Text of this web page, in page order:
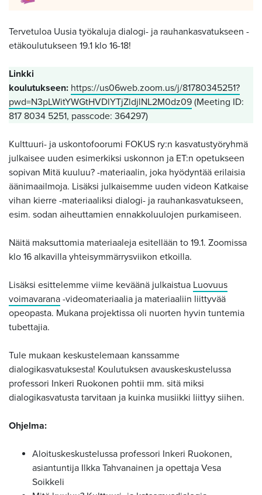
Tervetuloa Uusia työkaluja dialogi- ja rauhankasvatukseen -
etäkoulutukseen 19.1 klo 16-18!
Linkki
koulutukseen: https://us06web.zoom.us/j/81780345251?
pwd=N3pLWitYWGtHVDlYTjZldjlNL2M0dz09 (Meeting ID:
817 8034 5251, passcode: 364297)
Kulttuuri- ja uskontofoorumi FOKUS ry:n kasvatustyöryhmä
julkaisee uuden esimerkiksi uskonnon ja ET:n opetukseen
sopivan Mitä kuuluu? -materiaalin, joka hyödyntää erilaisia
äänimaailmoja. Lisäksi julkaisemme uuden videon Katkaise
vihan kierre -materiaaliksi dialogi- ja rauhankasvatukseen,
esim. sodan aiheuttamien ennakkoluulojen purkamiseen.
Näitä maksuttomia materiaaleja esitellään to 19.1. Zoomissa
klo 16 alkavilla yhteisymmärrysviikon etkoilla.
Lisäksi esittelemme viime keväänä julkaistua Luovuus
voimavarana -videomateriaalia ja materiaaliin liittyvää
opeopasta. Mukana projektissa oli nuorten hyvin tuntemia
tubettajia.
Tule mukaan keskustelemaan kanssamme
dialogikasvatuksesta! Koulutuksen avauskeskustelussa
professori Inkeri Ruokonen pohtii mm. sitä miksi
dialogikasvatusta tarvitaan ja kuinka musiikki liittyy siihen.
Ohjelma:
Aloituskeskustelussa professori Inkeri Ruokonen,
asiantuntija Ilkka Tahvanainen ja opettaja Vesa
Soikkeli